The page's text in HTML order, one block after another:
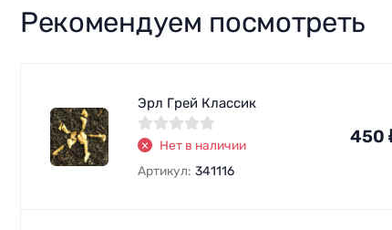
Рекомендуем посмотреть
Эрл Грей Классик
Нет в наличии
Артикул: 341116
450